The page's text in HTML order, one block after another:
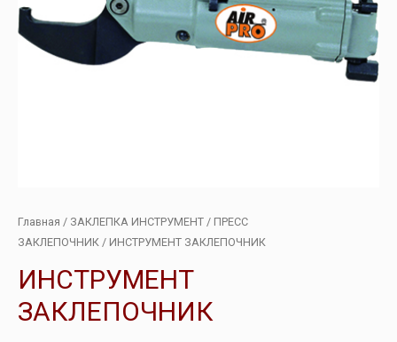
Главная / ЗАКЛЕПКА ИНСТРУМЕНТ / ПРЕСС
ЗАКЛЕПОЧНИК / ИНСТРУМЕНТ ЗАКЛЕПОЧНИК
ИНСТРУМЕНТ
ЗАКЛЕПОЧНИК